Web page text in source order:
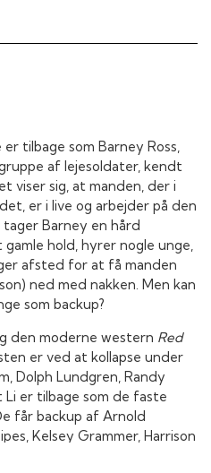
tilbage som Barney Ross,
af lejesoldater, kendt
viser sig, at manden, der i
er i live og arbejder på den
Barney en hård
hold, hyrer nogle unge,
afsted for at få manden
ned med nakken. Men kan
som backup?
den moderne western Red
er ved at kollapse under
Dolph Lundgren, Randy
Li er tilbage som de faste
får backup af Arnold
Kelsey Grammer, Harrison
Kellan Lutz, Ronda